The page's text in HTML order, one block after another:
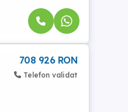
708 926 RON
Telefon validat